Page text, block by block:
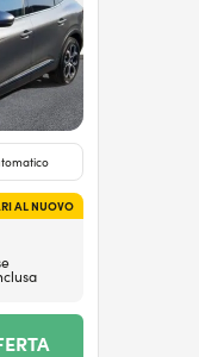
AL NUOVO